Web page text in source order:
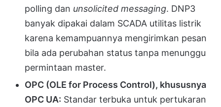
polling dan unsolicited messaging. DNP3
banyak dipakai dalam SCADA utilitas listrik
karena kemampuannya mengirimkan pesan
bila ada perubahan status tanpa menunggu
permintaan master.
OPC (OLE for Process Control), khususnya
OPC UA: Standar terbuka untuk pertukaran